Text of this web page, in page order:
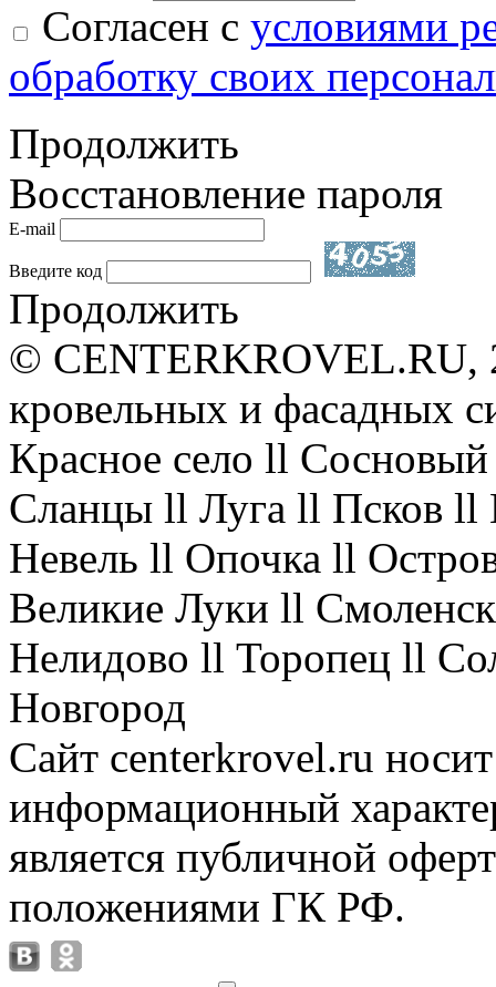
Согласен с условиями
обработку своих
Продолжить
Восстановление пароля
E-mail
Введите код
Продолжить
© CENTERKROVEL.RU,
кровельных и фасадных
Красное село ll
Сланцы ll Луга ll Псков
Невель ll Опочка ll
Великие Луки ll
Нелидово ll Торопец ll
Новгород
Сайт centerkrovel.ru
информационный
является публичной
положениями ГК РФ.